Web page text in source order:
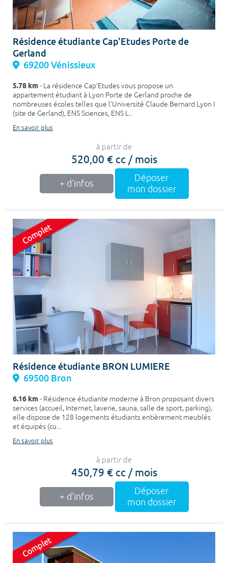
Résidence étudiante Cap'Etudes Porte de
Gerland
69200 Vénissieux
5.78 km- La résidence Cap’Etudes vous propose un
appartement étudiant à Lyon Porte de Gerland proche de
nombreuses écoles telles que l’Université Claude Bernard Lyon I
(site de Gerland), ENS Sciences, ENS L...
En savoir plus
à partir de
520,00 € cc / mois
+ d'infos
Déposer
mon dossier
Résidence étudiante BRON LUMIERE
69500 Bron
6.16 km- Résidence étudiante moderne à Bron proposant divers
services (accueil, Internet, laverie, sauna, salle de sport, parking),
elle dispose de 128 logements étudiants entièrement meublés
et équipés (cu...
En savoir plus
à partir de
450,79 € cc / mois
+ d'infos
Déposer
mon dossier